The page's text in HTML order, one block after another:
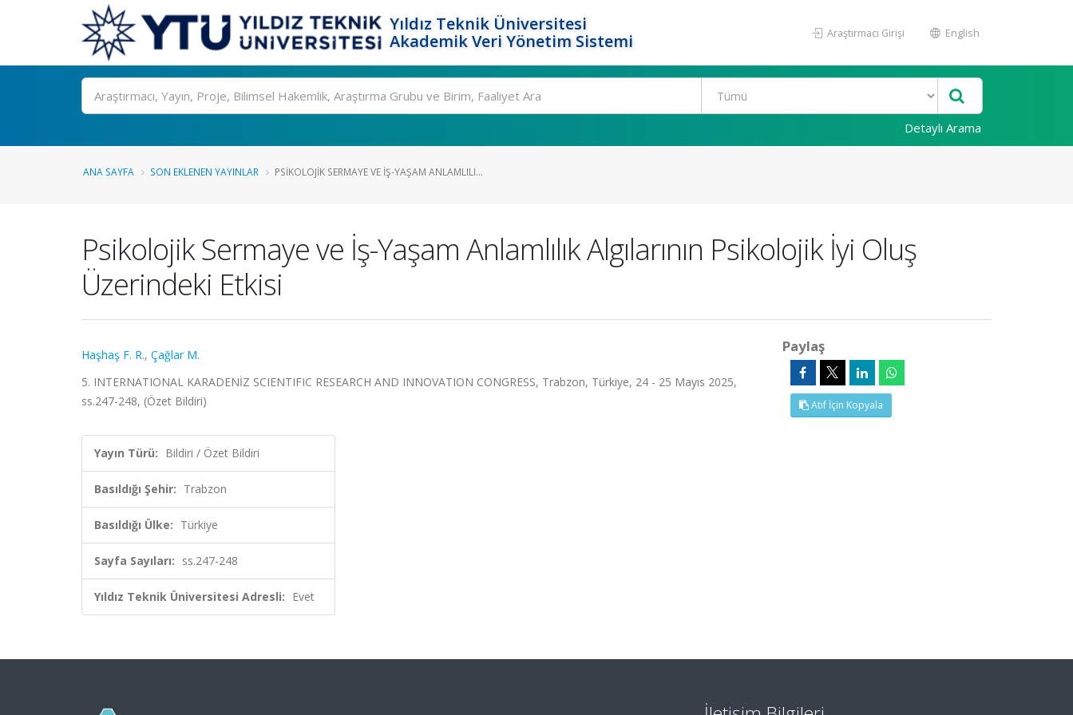
Yıldız Teknik Üniversitesi
Akademik Veri Yönetim Sistemi
Araştırmacı Girişi English
Ara
Detaylı Arama
ANA SAYFA SON EKLENEN YAYINLAR PSIKOLOJIK SERMAYE VE İŞ-YAŞAM ANLAMLILI...
Psikolojik Sermaye ve İş-Yaşam Anlamlılık Algılarının Psikolojik İyi Oluş
Üzerindeki Etkisi
Haşhaş F. R., Çağlar M.
5. INTERNATIONAL KARADENİZ SCIENTIFIC RESEARCH AND INNOVATION CONGRESS, Trabzon, Türkiye, 24 - 25 Mayıs 2025,
ss.247-248, (Özet Bildiri)
Yayın Türü: Bildiri / Özet Bildiri
Basıldığı Şehir: Trabzon
Basıldığı Ülke: Türkiye
Sayfa Sayıları: ss.247-248
Yıldız Teknik Üniversitesi Adresli: Evet
Paylaş
Atıf İçin Kopyala